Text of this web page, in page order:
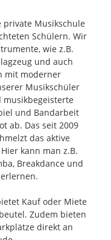
private Musikschule
Schülern. Wir
wie z.B.
und auch
mit moderner
Musikschüler
und Bandarbeit
ab. Das seit 2009
das aktive
kann man z.B.
Breakdance und
Kauf oder Miete
Zudem bieten
direkt an